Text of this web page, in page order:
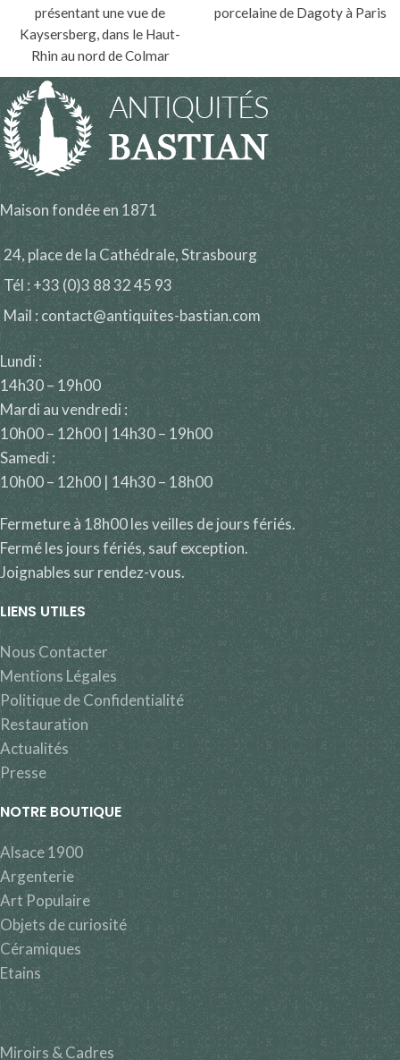
présentant une vue de
Kaysersberg, dans le Haut-
Rhin au nord de Colmar
porcelaine de Dagoty à Paris
Maison fondée en 1871
24, place de la Cathédrale, Strasbourg
Tél : +33 (0)3 88 32 45 93
Mail : contact@antiquites-bastian.com
Lundi :
14h30 – 19h00
Mardi au vendredi :
10h00 – 12h00 | 14h30 – 19h00
Samedi :
10h00 – 12h00 | 14h30 – 18h00
Fermeture à 18h00 les veilles de jours fériés.
Fermé les jours fériés, sauf exception.
Joignables sur rendez-vous.
LIENS UTILES
Nous Contacter
Mentions Légales
Politique de Confidentialité
Restauration
Actualités
Presse
NOTRE BOUTIQUE
Alsace 1900
Argenterie
Art Populaire
Objets de curiosité
Céramiques
Etains
Miroirs & Cadres